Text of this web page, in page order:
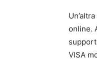
online.
VISA